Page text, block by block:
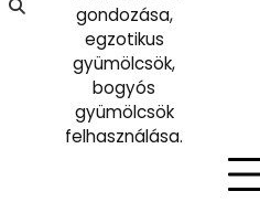
gondozása,
egzotikus
gyümölcsök,
bogyós
gyümölcsök
felhasználása.